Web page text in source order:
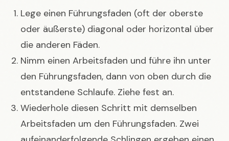
Lege einen Führungsfaden (oft der oberste
oder äußerste) diagonal oder horizontal über
die anderen Fäden.
Nimm einen Arbeitsfaden und führe ihn unter
den Führungsfaden, dann von oben durch die
entstandene Schlaufe. Ziehe fest an.
Wiederhole diesen Schritt mit demselben
Arbeitsfaden um den Führungsfaden. Zwei